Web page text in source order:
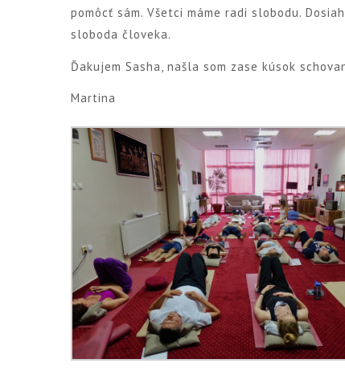
pomôcť sám. Všetci máme radi slobodu.
sloboda človeka.
Ďakujem Sasha, našla som zase kúsok
Martina